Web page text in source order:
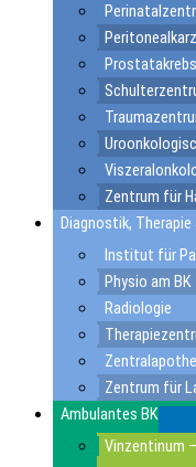
Zentrum für
Diagnostik,
Institut für
Physio am BK
Radiologie
Zentrum für
Ambulantes BK
Vinzentinum